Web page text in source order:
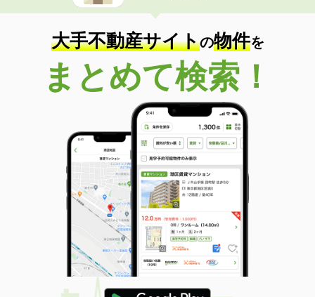
大手不動産サイトの物件を
まとめて検索！